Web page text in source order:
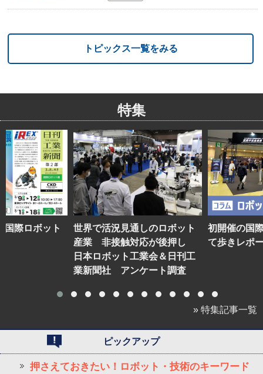
トピックス一覧をみる
特集
国際ロボット
世界で活況見通しのロボット
産業 非接触対応が後押し
日本ロボット工業会＆日刊工
業新聞社 アンケート調査
初開催の国
て歩きレポ
» 特集記事一覧
ピックアップ
押さえておきたい！ロボット・技術のキーワード